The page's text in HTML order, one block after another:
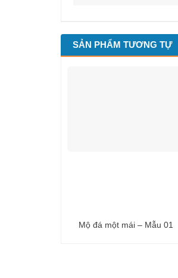
SẢN PHẨM TƯƠNG TỰ
Mộ đá một mái – Mẫu 01